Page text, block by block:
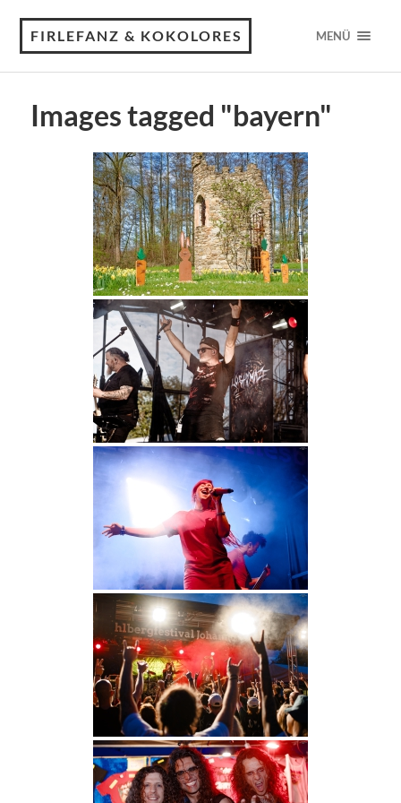
FIRLEFANZ & KOKOLORES MENÜ
Images tagged "bayern"